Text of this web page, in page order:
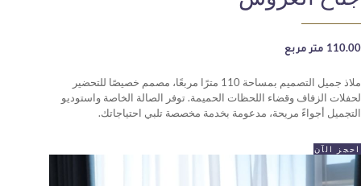
ملاذ جميل التصميم بمساحة 110 مترًا مربعًا، مصمم خصيصًا للتحضير
اللحظات الحميمة. توفر الصالة الخاصة واستوديو
مدعومة بخدمة مخصصة تلبي احتياجاتك.